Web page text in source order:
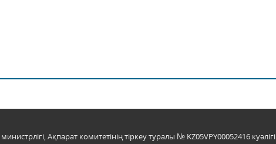
Ақпарат комитетінің тіркеу туралы № KZ05VPY00052416 куәлігі